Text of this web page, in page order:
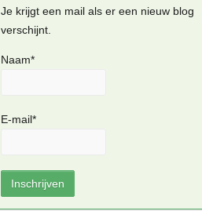
Je krijgt een mail als er een nieuw blog
verschijnt.
Naam*
E-mail*